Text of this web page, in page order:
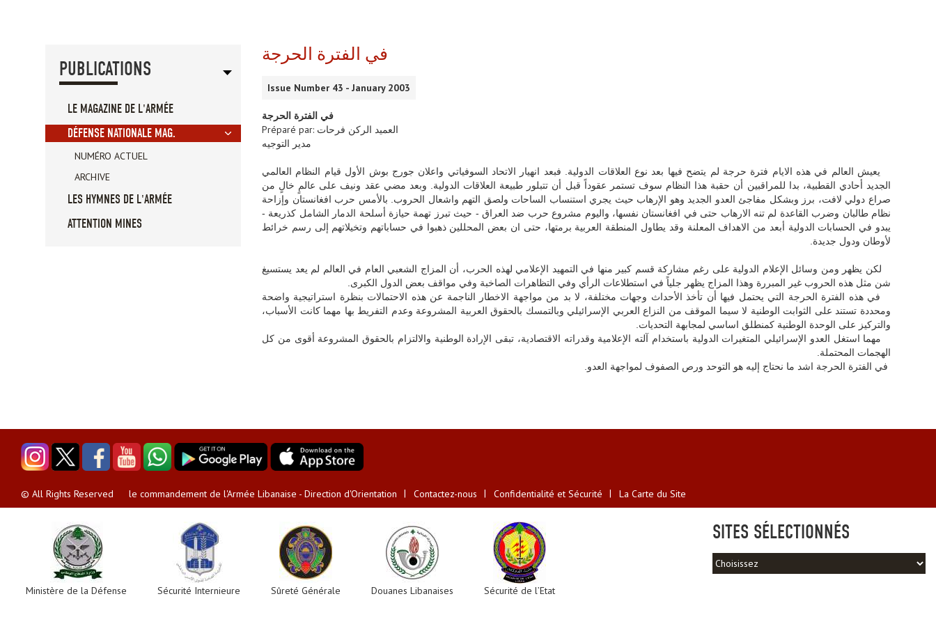
PUBLICATIONS
LE MAGAZINE DE L'ARMÉE
DÉFENSE NATIONALE MAG.
NUMÉRO ACTUEL
ARCHIVE
LES HYMNES DE L'ARMÉE
ATTENTION MINES
في الفترة الحرجة
Issue Number 43 - January 2003
في الفترة الحرجة
Préparé par: العميد الركن فرحات
مدير التوجيه
يعيش العالم في هذه الايام فترة حرجة لم يتضح فيها بعد نوع العلاقات الدولية. فبعد انهيار الاتحاد السوفياتي واعلان جورج بوش الأول قيام النظام العالمي
الجديد أحادي القطبية، بدا للمراقبين أن حقبة هذا النظام سوف تستمر عقوداً قبل أن تتبلور طبيعة العلاقات الدولية. وبعد مضي عقد ونيف على عالمٍ خالٍ من
صراع دولي لافت، برز وبشكل مفاجئ العدو الجديد وهو الإرهاب حيث يجري استنساب الساحات ولصق التهم واشعال الحروب. بالأمس حرب افغانستان وإزاحة
نظام طالبان وضرب القاعدة لم تنه الارهاب حتى في افغانستان نفسها، واليوم مشروع حرب ضد العراق - حيث تبرز تهمة حيازة أسلحة الدمار الشامل كذريعة -
يبدو في الحسابات الدولية أبعد من الاهداف المعلنة وقد يطاول المنطقة العربية برمتها، حتى ان بعض المحللين ذهبوا في حساباتهم وتخيلاتهم إلى رسم خرائط
لأوطان ودول جديدة.
لكن يظهر ومن وسائل الإعلام الدولية على رغم مشاركة قسم كبير منها في التمهيد الإعلامي لهذه الحرب، أن المزاج الشعبي العام في العالم لم يعد يستسيغ
شن مثل هذه الحروب غير المبررة وهذا المزاج يظهر جلياً في استطلاعات الرأي وفي التظاهرات الصاخبة وفي مواقف بعض الدول الكبرى.
في هذه الفترة الحرجة التي يحتمل فيها أن تأخذ الأحداث وجهات مختلفة، لا بد من مواجهة الاخطار الناجمة عن هذه الاحتمالات بنظرة استراتيجية واضحة
ومحددة تستند على الثوابت الوطنية لا سيما الموقف من النزاع العربي الإسرائيلي وبالتمسك بالحقوق العربية المشروعة وعدم التفريط بها مهما كانت الأسباب،
والتركيز على الوحدة الوطنية كمنطلق اساسي لمجابهة التحديات.
مهما استغل العدو الإسرائيلي المتغيرات الدولية باستخدام آلته الإعلامية وقدراته الاقتصادية، تبقى الإرادة الوطنية والالتزام بالحقوق المشروعة أقوى من كل
الهجمات المحتملة.
في الفترة الحرجة اشد ما نحتاج إليه هو التوحد ورص الصفوف لمواجهة العدو.
© All Rights Reserved le commandement de l'Armée Libanaise - Direction d'Orientation Contactez-nous Confidentialité et Sécurité La Carte du Site
Sécurité de l’Etat
Douanes Libanaises
Sûreté Générale
Sécurité Internieure
Ministère de la Défense
SITES SÉLECTIONNÉS